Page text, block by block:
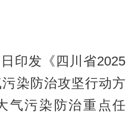
印发《四川省2025
染防治攻坚行动方
气污染防治重点任